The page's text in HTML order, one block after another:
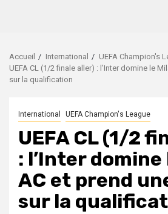
Accueil International
UEFA Champion's
UEFA CL (1/2 finale aller) : l’Inter domine le
sur la qualification
International UEFA Champion's League
UEFA CL (1/2
: l’Inter domine
AC et prend
sur la